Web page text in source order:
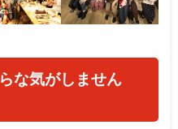
な気がしません